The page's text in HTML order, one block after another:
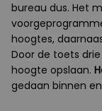
bureau dus. Het
hoogtes,
Door de toets
hoogte opslaan.
gedaan binnen